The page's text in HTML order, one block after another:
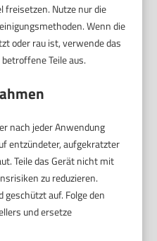
freisetzen. Nutze nur die
Wenn die
oder rau ist, verwende das
Teile aus.
nach jeder Anwendung
entzündeter, aufgekratzter
Teile das Gerät nicht mit
zu reduzieren.
auf. Folge den
und ersetze